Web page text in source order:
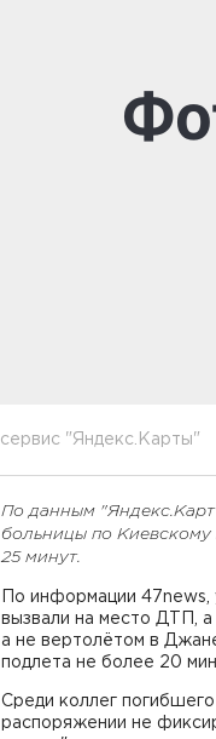
сервис "Яндекс.Карты"
По данным
больницы по Киевскому
25 минут.
По информации 47news,
вызвали на место ДТП, а
а не вертолётом в
подлета не более 20
Среди коллег
распоряжении не